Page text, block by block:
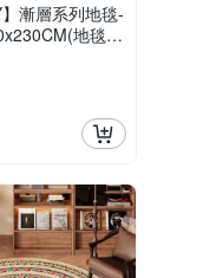
】漸層系列地毯-
地毯
層 漸變綠 質感